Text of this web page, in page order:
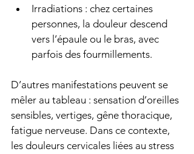
Irradiations : chez certaines
personnes, la douleur descend
vers l’épaule ou le bras, avec
parfois des fourmillements.
D’autres manifestations peuvent se
mêler au tableau : sensation d’oreilles
sensibles, vertiges, gêne thoracique,
fatigue nerveuse. Dans ce contexte,
les douleurs cervicales liées au stress